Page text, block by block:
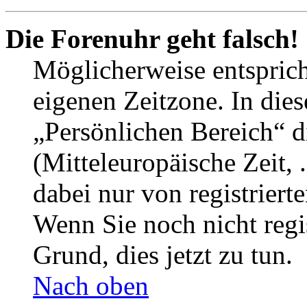
Die Forenuhr geht falsch!
Möglicherweise
eigenen Zeitzone. In
„Persönlichen Bereich“
(Mitteleuropäische Zeit,
dabei nur von
Wenn Sie noch nicht
Grund, dies jetzt zu tun.
Nach oben